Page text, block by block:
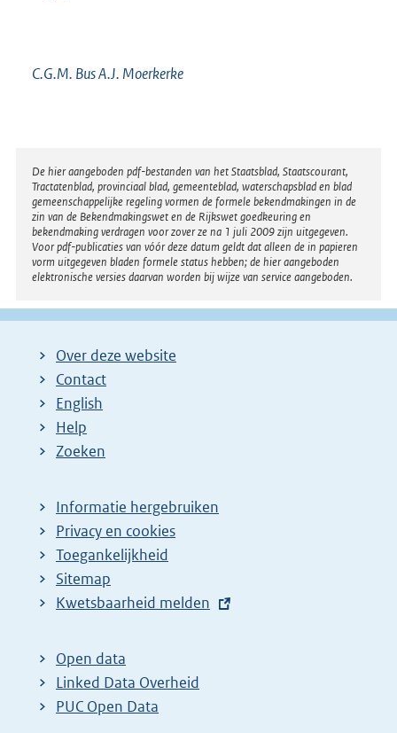
C.G.M. Bus A.J. Moerkerke
Disclaimer
De hier aangeboden pdf-bestanden van het Staatsblad, Staatscourant,
Tractatenblad, provinciaal blad, gemeenteblad, waterschapsblad en blad
gemeenschappelijke regeling vormen de formele bekendmakingen in de
zin van de Bekendmakingswet en de Rijkswet goedkeuring en
bekendmaking verdragen voor zover ze na 1 juli 2009 zijn uitgegeven.
Voor pdf-publicaties van vóór deze datum geldt dat alleen de in papieren
vorm uitgegeven bladen formele status hebben; de hier aangeboden
elektronische versies daarvan worden bij wijze van service aangeboden.
Over deze website
Contact
English
Help
Zoeken
Informatie hergebruiken
Privacy en cookies
Toegankelijkheid
Sitemap
E
t
e
r
Kwetsbaarheid melden
Open data
Linked Data Overheid
PUC Open Data